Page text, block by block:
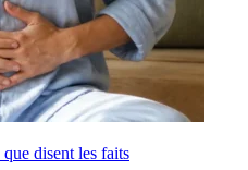
disent les faits